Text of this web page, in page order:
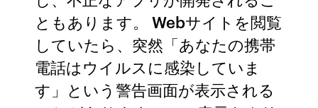
ともあります。 Webサイトを閲覧
していたら、突然「あなたの携帯
電話はウイルスに感染していま
す」という警告画面が表示される